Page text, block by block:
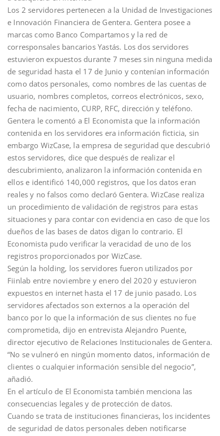
Los 2 servidores pertenecen a la Unidad de Investigaciones
e Innovación Financiera de Gentera. Gentera posee a
marcas como Banco Compartamos y la red de
corresponsales bancarios Yastás. Los dos servidores
estuvieron expuestos durante 7 meses sin ninguna medida
de seguridad hasta el 17 de Junio y contenían información
como datos personales, como nombres de las cuentas de
usuario, nombres completos, correos electrónicos, sexo,
fecha de nacimiento, CURP, RFC, dirección y teléfono.
Gentera le comentó a El Economista que la información
contenida en los servidores era información ficticia, sin
embargo WizCase, la empresa de seguridad que descubrió
estos servidores, dice que después de realizar el
descubrimiento, analizaron la información contenida en
ellos e identificó 140,000 registros, que los datos eran
reales y no falsos como declaró Gentera. WizCase realiza
un procedimiento de validación de registros para estas
situaciones y para contar con evidencia en caso de que los
dueños de las bases de datos digan lo contrario. El
Economista pudo verificar la veracidad de uno de los
registros proporcionados por WizCase.
Según la holding, los servidores fueron utilizados por
Fiinlab entre noviembre y enero del 2020 y estuvieron
expuestos en internet hasta el 17 de junio pasado. Los
servidores afectados son externos a la operación del
banco por lo que la información de sus clientes no fue
comprometida, dijo en entrevista Alejandro Puente,
director ejecutivo de Relaciones Institucionales de Gentera.
“No se vulneró en ningún momento datos, información de
clientes o cualquier información sensible del negocio”,
añadió.
En el artículo de El Economista también menciona las
consecuencias legales y de protección de datos.
Cuando se trata de instituciones financieras, los incidentes
de seguridad de datos personales deben notificarse